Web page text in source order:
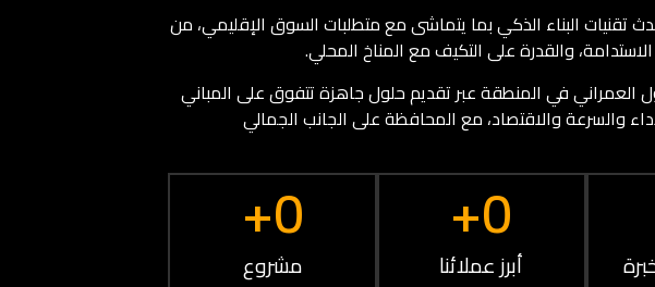
تقنيات البناء الذكي بما يتماشى مع متطلبات السوق الإقليمي، من
والقدرة على التكيف مع المناخ المحلي.
العمراني في المنطقة عبر تقديم حلول جاهزة تتفوق على المباني
والسرعة والاقتصاد، مع المحافظة على الجانب الجمالي
أبرز عملائنا
0
+
مشروع
0
+